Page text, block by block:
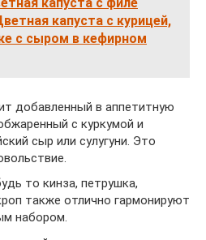
капуста с курицей,
с сыром в кефирном
добавленный в аппетитную
с куркумой и
сыр или сулугуни. Это
то кинза, петрушка,
также отлично гармонируют
набором.